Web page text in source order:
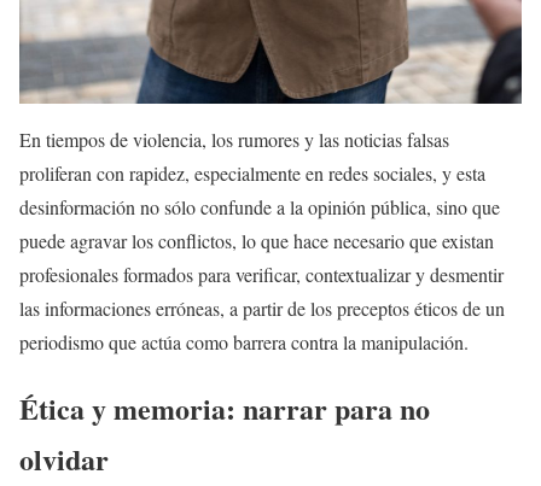
En tiempos de violencia, los rumores y las noticias falsas
proliferan con rapidez, especialmente en redes sociales, y esta
desinformación no sólo confunde a la opinión pública, sino que
puede agravar los conflictos, lo que hace necesario que existan
profesionales formados para verificar, contextualizar y desmentir
las informaciones erróneas, a partir de los preceptos éticos de un
periodismo que actúa como barrera contra la manipulación.
Ética y memoria: narrar para no
olvidar